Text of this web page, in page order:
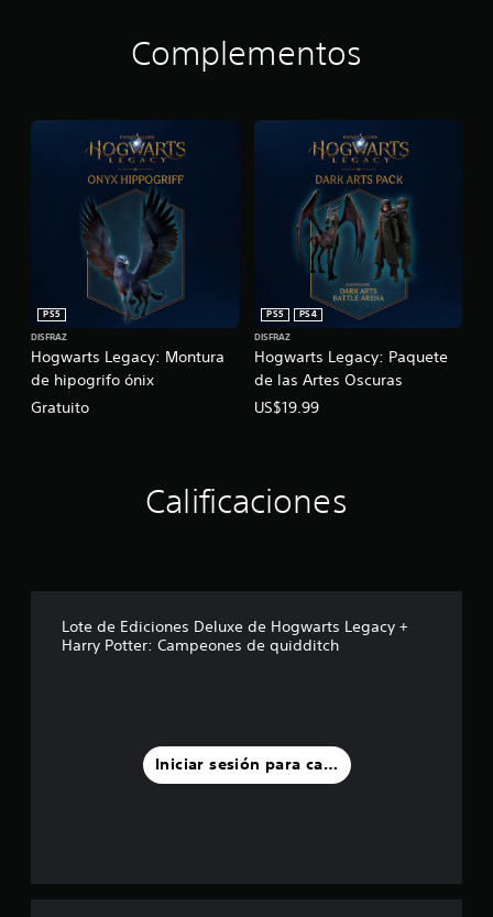
Complementos
Hogwarts Legacy: Montura
de hipogrifo ónix
PS5
DISFRAZ
Gratuito
Hogwarts Legacy: Paquete
de las Artes Oscuras
PS5
PS4
DISFRAZ
US$19.99
Calificaciones
Lote de Ediciones Deluxe de Hogwarts Legacy +
Harry Potter: Campeones de quidditch
Iniciar sesión para calificar